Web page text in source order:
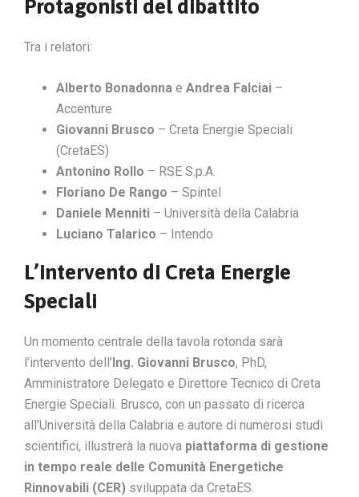
Protagonisti del dibattito
Tra i relatori:
Alberto Bonadonna e Andrea Falciai –
Accenture
Giovanni Brusco – Creta Energie Speciali
(CretaES)
Antonino Rollo – RSE S.p.A.
Floriano De Rango – Spintel
Daniele Menniti – Università della Calabria
Luciano Talarico – Intendo
L’intervento di Creta Energie
Speciali
Un momento centrale della tavola rotonda sarà
l’intervento dell’ Ing. Giovanni Brusco, PhD,
Amministratore Delegato e Direttore Tecnico di Creta
Energie Speciali. Brusco, con un passato di ricerca
all’Università della Calabria e autore di numerosi studi
scientifici, illustrerà la nuova piattaforma di gestione
in tempo reale delle Comunità Energetiche
Rinnovabili (CER) sviluppata da CretaES.